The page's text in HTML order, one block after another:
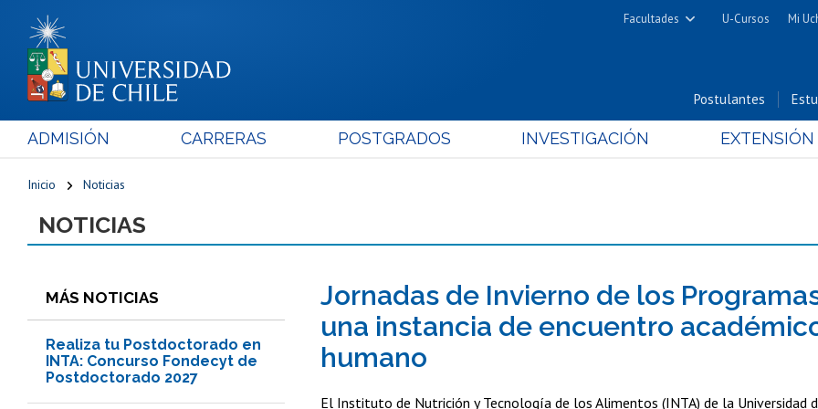
Facultades
Cs. Físicas y Matemáticas
Cs. Químicas y Farmacéuticas
Estudios Avanzados en Educación
Nutrición y Tecnología de
U-Cursos Mi
Postulantes
ADMISIÓN CARRERAS POSTGRADOS INVESTIGACIÓN EXTENSIÓN
Inicio Noticias
NOTICIAS
MÁS NOTICIAS
Realiza tu Postdoctorado en
INTA: Concurso Fondecyt de
Postdoctorado 2027
Jornadas de Invierno de los
una instancia de encuentro
humano
El Instituto de Nutrición y Tecnología de los Alimentos (INTA) de la Universidad